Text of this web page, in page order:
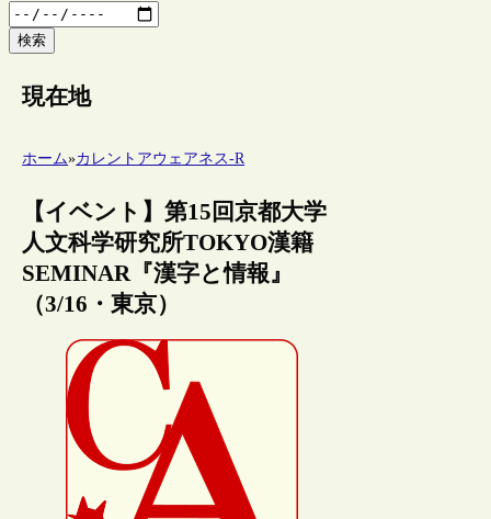
検索
現在地
ホーム»カレントアウェアネス-R
【イベント】第15回京都大学
人文科学研究所TOKYO漢籍
SEMINAR『漢字と情報』
（3/16・東京）